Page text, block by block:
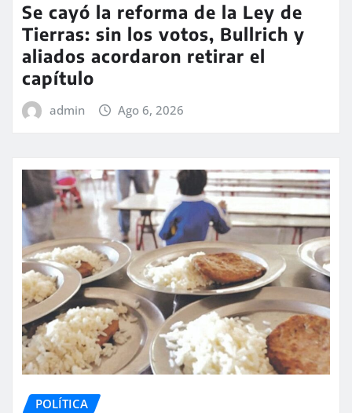
Se cayó la reforma de la Ley de
Tierras: sin los votos, Bullrich y
aliados acordaron retirar el
capítulo
admin Ago 6, 2026
POLÍTICA